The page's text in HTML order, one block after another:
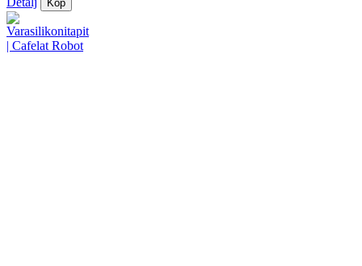
Köp